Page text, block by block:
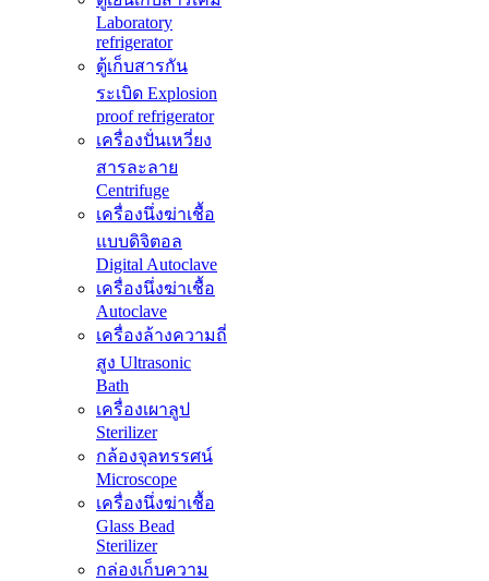
Laboratory
refrigerator
ตู้เก็บสารกัน
ระเบิด Explosion
proof refrigerator
เครื่องปั่นเหวี่ยง
สารละลาย
Centrifuge
เครื่องนึ่งฆ่าเชื้อ
แบบดิจิตอล
Digital Autoclave
เครื่องนึ่งฆ่าเชื้อ
Autoclave
เครื่องล้างความถี่
สูง Ultrasonic
Bath
เครื่องเผาลูป
Sterilizer
กล้องจุลทรรศน์
Microscope
เครื่องนึ่งฆ่าเชื้อ
Glass Bead
Sterilizer
กล่องเก็บความ